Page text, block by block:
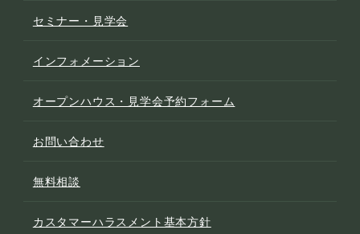
セミナー・見学会
インフォメーション
オープンハウス・見学会予約フォーム
お問い合わせ
無料相談
カスタマーハラスメント基本方針